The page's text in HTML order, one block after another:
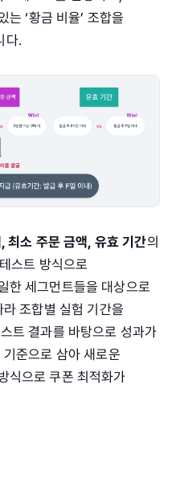
‘황금 비율’ 조합을
다.
최소 주문 금액, 유효 기간의
스트 방식으로
한 세그먼트들을 대상으로
조합별 실험 기간을
트 결과를 바탕으로 성과가
준으로 삼아 새로운
식으로 쿠폰 최적화가